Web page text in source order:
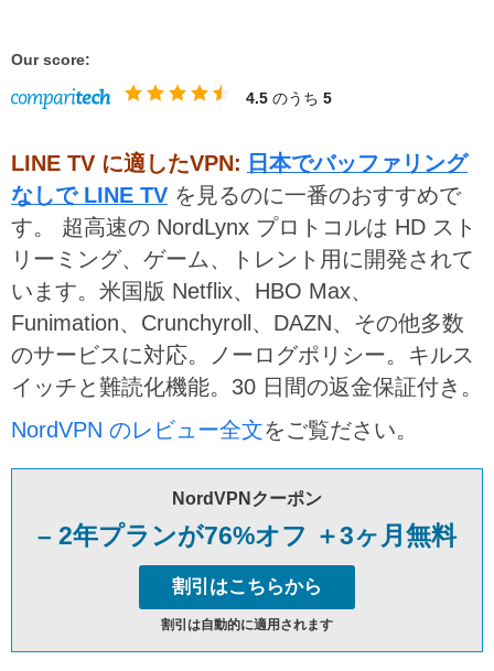
Our score:
4.5 のうち 5
LINE TV に適したVPN: 日本でバッファリング
なしで LINE TV を見るのに一番のおすすめで
す。 超高速の NordLynx プロトコルは HD スト
リーミング、ゲーム、トレント用に開発されて
います。米国版 Netflix、HBO Max、
Funimation、Crunchyroll、DAZN、その他多数
のサービスに対応。ノーログポリシー。キルス
イッチと難読化機能。30 日間の返金保証付き。
NordVPN のレビュー全文をご覧ださい。
NordVPNクーポン
– 2年プランが76%オフ ＋3ヶ月無料
割引はこちらから
割引は自動的に適用されます